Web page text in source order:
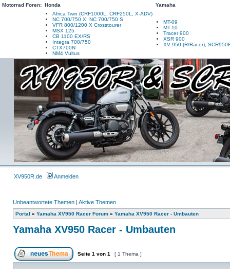
Motorrad Foren: Honda
Yamaha
Africa Twin (CRF1000L, CRF250L, X-ADV)
NC 700/750 X, NC 700/750 S
VFR 800/1200 X Crosstourer
MSX 125
CB 1100 EX/RS
Integra 700/750
CTX700N
NM4 Vultus
MT-09
MT-10
Tracer 900
XSR 900
XV 950 (R/Racer),
XV950R.de Anmelden
Unbeantwortete Themen | Aktive Themen
Portal » Yamaha XV950 Racer Forum » Yamaha XV950 Racer - Umbauten
Yamaha XV950 Racer - Umbauten
Seite 1 von 1 [ 1 Thema ]